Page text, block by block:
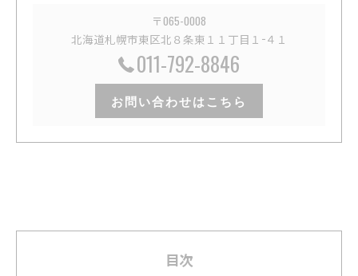
〒065-0008
北海道札幌市東区北８条東１１丁目１−４１
011-792-8846
お問い合わせはこちら
目次